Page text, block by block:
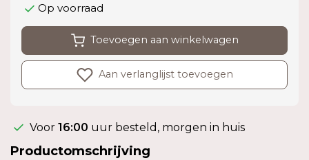
Op voorraad
Toevoegen aan winkelwagen
Aan verlanglijst toevoegen
Voor 16:00 uur besteld, morgen in huis
Productomschrijving